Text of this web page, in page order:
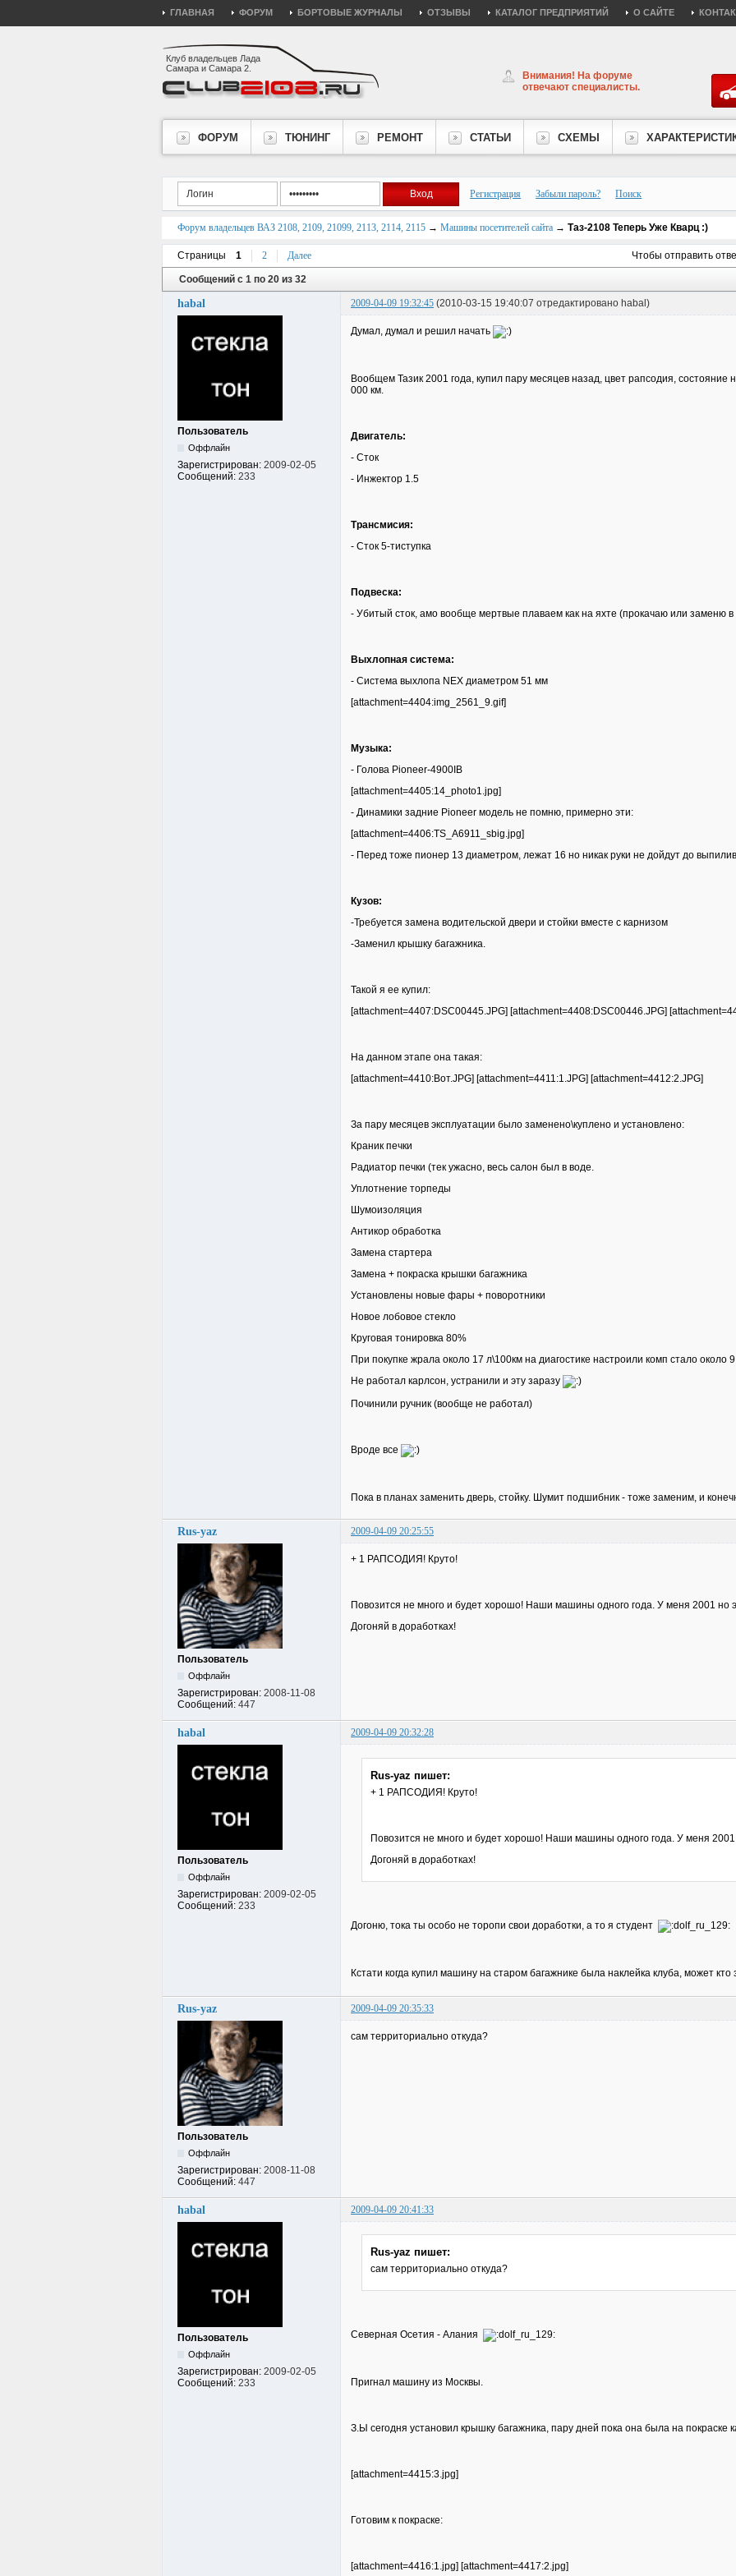
ГЛАВНАЯ ФОРУМ БОРТОВЫЕ ЖУРНАЛЫ ОТЗЫВЫ КАТАЛОГ ПРЕДПРИЯТИЙ О САЙТЕ
Клуб владельцев Лада
Самара и Самара 2.
Внимания! На форуме
отвечают специалисты.
ФОРУМ ТЮНИНГ РЕМОНТ СТАТЬИ СХЕМЫ
Регистрация Забыли пароль? Поиск
Форум владельцев ВАЗ 2108, 2109, 21099, 2113, 2114, 2115 → Машины посетителей сайта → Таз-2108 Теперь Уже Кварц :)
Страницы 1 2 Далее Чтобы отправить
Сообщений с 1 по 20 из 32
habal 2009-04-09 19:32:45 (2010-03-15 19:40:07 отредактировано habal)
Пользователь
Оффлайн
Зарегистрирован: 2009-02-05
Сообщений: 233
Думал, думал и решил начать
Вообщем Тазик 2001 года, купил пару месяцев назад, цвет рапсодия, состояние
000 км.
Двигатель:
- Сток
- Инжектор 1.5
Трансмисия:
- Сток 5-тиступка
Подвеска:
- Убитый сток, амо вообще мертвые плаваем как на яхте (прокачаю или заменю
Выхлопная система:
- Система выхлопа NEX диаметром 51 мм
[attachment=4404:img_2561_9.gif]
Музыка:
- Голова Pioneer-4900IB
[attachment=4405:14_photo1.jpg]
- Динамики задние Pioneer модель не помню, примерно эти:
[attachment=4406:TS_A6911_sbig.jpg]
- Перед тоже пионер 13 диаметром, лежат 16 но никак руки не дойдут до
Кузов:
-Требуется замена водительской двери и стойки вместе с карнизом
-Заменил крышку багажника.
Такой я ее купил:
[attachment=4407:DSC00445.JPG] [attachment=4408:DSC00446.JPG]
На данном этапе она такая:
[attachment=4410:Вот.JPG] [attachment=4411:1.JPG] [attachment=4412:2.JPG]
За пару месяцев эксплуатации было заменено\куплено и установлено:
Краник печки
Радиатор печки (тек ужасно, весь салон был в воде.
Уплотнение торпеды
Шумоизоляция
Антикор обработка
Замена стартера
Замена + покраска крышки багажника
Установлены новые фары + поворотники
Новое лобовое стекло
Круговая тонировка 80%
При покупке жрала около 17 л\100км на диагостике настроили комп стало около
Не работал карлсон, устранили и эту заразу
Починили ручник (вообще не работал)
Вроде все
Пока в планах заменить дверь, стойку. Шумит подшибник - тоже заменим, и
Rus-yaz 2009-04-09 20:25:55
Пользователь
Оффлайн
Зарегистрирован: 2008-11-08
Сообщений: 447
+ 1 РАПСОДИЯ! Круто!
Повозится не много и будет хорошо! Наши машины одного года. У меня 2001 но
Догоняй в доработках!
habal 2009-04-09 20:32:28
Пользователь
Оффлайн
Зарегистрирован: 2009-02-05
Сообщений: 233
Rus-yaz пишет:
+ 1 РАПСОДИЯ! Круто!
Повозится не много и будет хорошо! Наши машины одного года. У меня 2001
Догоняй в доработках!
Догоню, тока ты особо не торопи свои доработки, а то я студент
Кстати когда купил машину на старом багажнике была наклейка клуба, может кто
Rus-yaz 2009-04-09 20:35:33
Пользователь
Оффлайн
Зарегистрирован: 2008-11-08
Сообщений: 447
сам территориально откуда?
habal 2009-04-09 20:41:33
Пользователь
Оффлайн
Зарегистрирован: 2009-02-05
Сообщений: 233
Rus-yaz пишет:
сам территориально откуда?
Северная Осетия - Алания
Пригнал машину из Москвы.
З.Ы сегодня установил крышку багажника, пару дней пока она была на покраске
[attachment=4415:3.jpg]
Готовим к покраске:
[attachment=4416:1.jpg] [attachment=4417:2.jpg]